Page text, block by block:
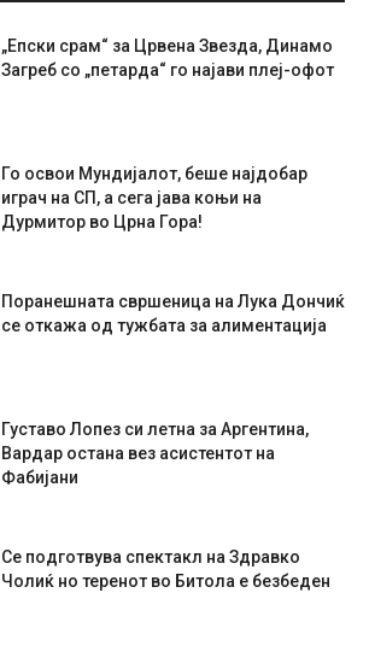
„Епски срам“ за Црвена Звезда, Динамо
Загреб со „петарда“ го најави плеј-офот
Го освои Мундијалот, беше најдобар
играч на СП, а сега јава коњи на
Дурмитор во Црна Гора!
Поранешната свршеница на Лука Дончиќ
се откажа од тужбата за алиментација
Густаво Лопез си летна за Аргентина,
Вардар остана вез асистентот на
Фабијани
Се подготвува спектакл на Здравко
Чолиќ но теренот во Битола е безбеден